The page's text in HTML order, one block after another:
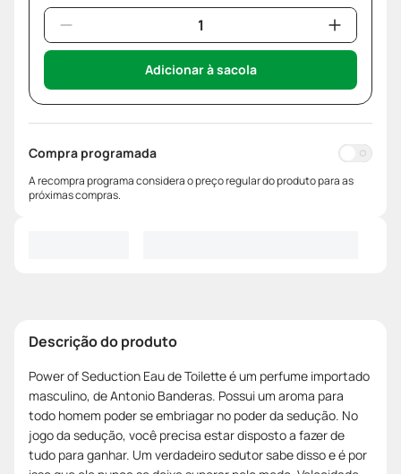
Adicionar à sacola
Compra programada
A recompra programa considera o preço regular do produto para as
próximas compras.
Descrição do produto
Power of Seduction Eau de Toilette é um perfume importado
masculino, de Antonio Banderas. Possui um aroma para
todo homem poder se embriagar no poder da sedução. No
jogo da sedução, você precisa estar disposto a fazer de
tudo para ganhar. Um verdadeiro sedutor sabe disso e é por